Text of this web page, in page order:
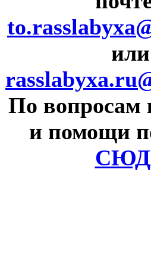
или
По вопросам
и помощи